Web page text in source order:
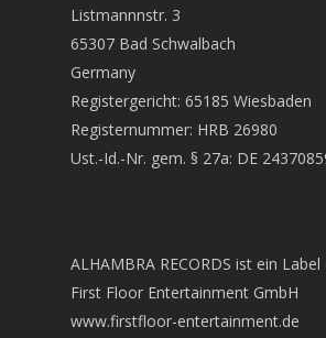
Listmannnstr. 3
65307 Bad Schwalbach
Germany
Registergericht: 65185 Wiesbaden
Registernummer: HRB 26980
Ust.-Id.-Nr. gem. § 27a: DE
ALHAMBRA RECORDS ist ein Label
First Floor Entertainment GmbH
www.firstfloor-entertainment.de